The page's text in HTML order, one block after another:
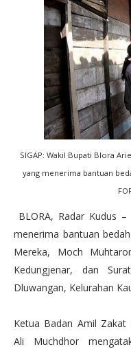
SIGAP: Wakil Bupati Blora
yang menerima bantuan
BLORA, Radar Kudus
menerima bantuan
Mereka, Moch
Kedungjenar, dan
Dluwangan, Kelurahan
Ketua Badan Amil Zakat
Ali Muchdhor